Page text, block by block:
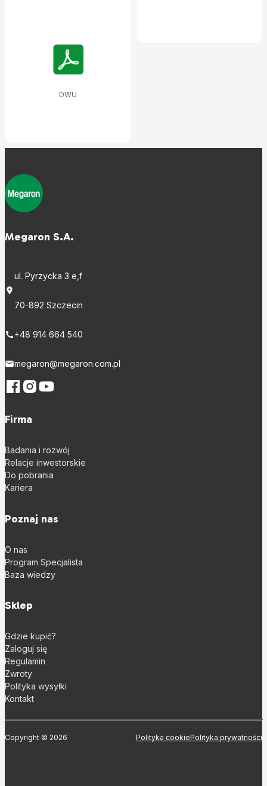
DWU
Megaron S.A.
ul. Pyrzycka 3 e,f
70-892 Szczecin
+48 914 664 540
megaron@megaron.com.pl
Firma
Badania i rozwój
Relacje inwestorskie
Do pobrania
Kariera
Poznaj nas
O nas
Program Specjalista
Baza wiedzy
Sklep
Gdzie kupić?
Zaloguj się
Regulamin
Zwroty
Polityka wysyłki
Kontakt
Copyright © 2026 Polityka cookiePolityka prywatności